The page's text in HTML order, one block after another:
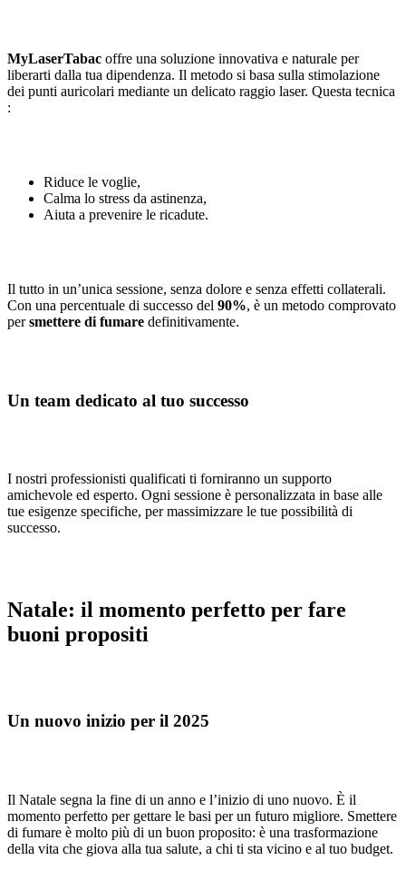
MyLaserTabac offre una soluzione innovativa e naturale per
liberarti dalla tua dipendenza. Il metodo si basa sulla stimolazione
dei punti auricolari mediante un delicato raggio laser. Questa tecnica
:
Riduce le voglie,
Calma lo stress da astinenza,
Aiuta a prevenire le ricadute.
Il tutto in un’unica sessione, senza dolore e senza effetti collaterali.
Con una percentuale di successo del 90%, è un metodo comprovato
persmettere di fumare definitivamente.
Un team dedicato al tuo successo
I nostri professionisti qualificati ti forniranno un supporto
amichevole ed esperto. Ogni sessione è personalizzata in base alle
tue esigenze specifiche, per massimizzare le tue possibilità di
successo.
Natale: il momento perfetto per fare
buoni propositi
Un nuovo inizio per il 2025
Il Natale segna la fine di un anno e l’inizio di uno nuovo. È il
momento perfetto per gettare le basi per un futuro migliore. Smettere
di fumare è molto più di un buon proposito: è una trasformazione
della vita che giova alla tua salute, a chi ti sta vicino e al tuo budget.